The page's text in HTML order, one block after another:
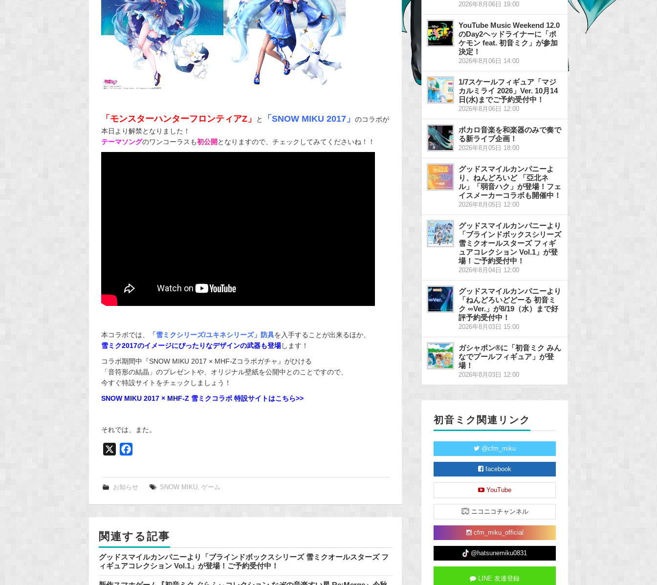
「モンスターハンターフロンティアZ」 と 「SNOW MIKU 2017」
のコラボが
本日より解禁となりました！
テーマソングのワンコーラスも初公開 となりますので、チェックしてみてくださいね！！
本コラボでは、 「雪ミクシリーズ/ユキネシリーズ」防具を入手することが出来るほか、
雪ミク2017のイメージにぴったりなデザインの武器も登場します！
コラボ期間中『SNOW MIKU 2017 × MHF-Zコラボガチャ』がひける
「音符形の結晶」のプレゼントや、オリジナル壁紙を公開中とのことですので、
今すぐ特設サイトをチェックしましょう！
SNOW MIKU 2017 × MHF-Z 雪ミクコラボ 特設サイトはこちら>>
それでは、また。
e
k
お知らせ SNOW MIKU ,ゲーム
関連する記事
グッドスマイルカンパニーより「ブラインドボックスシリーズ 雪ミクオールスターズ フ
ィギュアコレクション Vol.1」が登場！ご予約受付中！
2026年8月06日 19:00
YouTube Music Weekend 12.0
のDay2ヘッドライナーに「ポ
ケモン feat. 初音ミク」が参加
決定！
2026年8月06日 14:00
1/7スケールフィギュア「マジ
カルミライ 2026」Ver. 10月14
日(水)までご予約受付中！
2026年8月06日 12:00
ボカロ音楽を和楽器のみで奏で
る新ライブ企画！
2026年8月05日 18:00
グッドスマイルカンパニーよ
り、ねんどろいど 「亞北ネ
ル」「弱音ハク」が登場！フェ
イスメーカーコラボも開催中！
2026年8月05日 12:00
グッドスマイルカンパニーより
「ブラインドボックスシリーズ
雪ミクオールスターズ フィギ
ュアコレクション Vol.1」が登
場！ご予約受付中！
2026年8月04日 12:00
グッドスマイルカンパニーより
「ねんどろいどどーる 初音ミ
ク ∞Ver.」が8/19（水）まで好
評予約受付中！
2026年8月03日 15:00
ガシャポン®に「初音ミク みん
なでプールフィギュア」が登
場！
2026年8月03日 12:00
初音ミク関連リンク
@cfm_miku
facebook
YouTube
ニコニコチャンネル
cfm_miku_official
@hatsunemiku0831
LINE 友達登録